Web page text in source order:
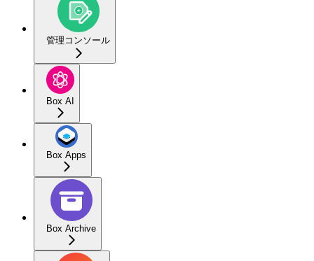
管理コンソール
Box AI
Box Apps
Box Archive